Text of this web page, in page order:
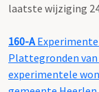
laatste wijziging
160-A
Plattegronden
experimentele